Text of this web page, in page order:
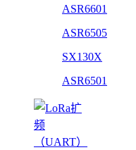
ASR6601
ASR6505
SX130X
ASR6501